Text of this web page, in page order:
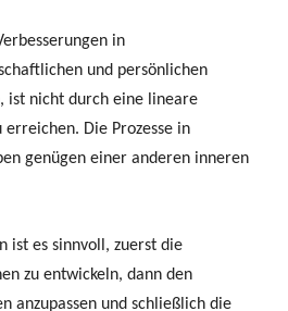
in
und persönlichen
ist nicht durch eine lineare
Die Prozesse in
genügen einer anderen inneren
ist es sinnvoll, zuerst die
zu entwickeln, dann den
anzupassen und schließlich die